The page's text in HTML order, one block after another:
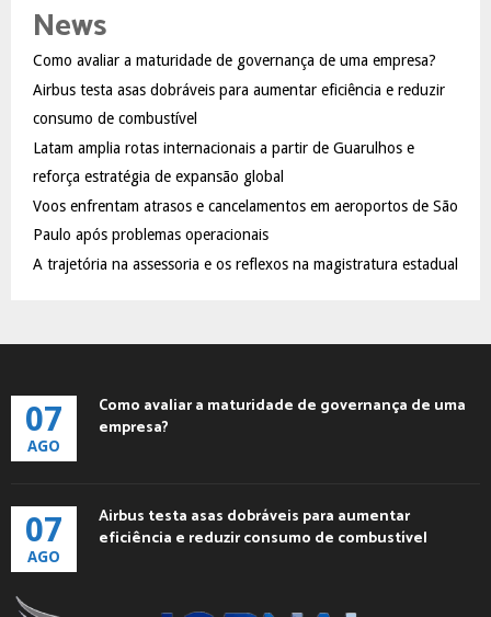
h
o
r
:
R
News
Como avaliar a maturidade de governança de uma empresa?
Airbus testa asas dobráveis para aumentar eficiência e reduzir
consumo de combustível
Latam amplia rotas internacionais a partir de Guarulhos e
reforça estratégia de expansão global
Voos enfrentam atrasos e cancelamentos em aeroportos de São
Paulo após problemas operacionais
A trajetória na assessoria e os reflexos na magistratura estadual
07
AGO
Como avaliar a maturidade de governança de uma
empresa?
07
AGO
Airbus testa asas dobráveis para aumentar
eficiência e reduzir consumo de combustível